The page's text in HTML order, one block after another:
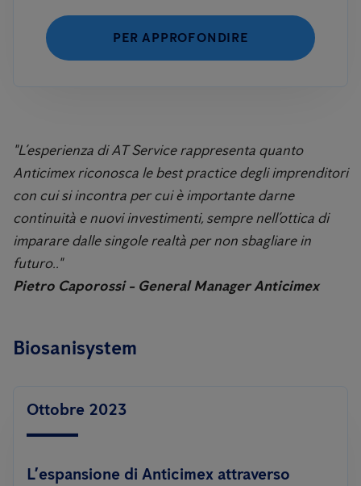
PER APPROFONDIRE
"L’esperienza di AT Service rappresenta quanto
Anticimex riconosca le best practice degli imprenditori
con cui si incontra per cui è importante darne
continuità e nuovi investimenti, sempre nell’ottica di
imparare dalle singole realtà per non sbagliare in
futuro.."
Pietro Caporossi - General Manager Anticimex
Biosanisystem
Ottobre 2023
L’espansione di Anticimex attraverso